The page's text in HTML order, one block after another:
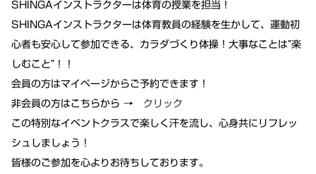
SHINGAインストラクターは体育の授業を担当！
SHINGAインストラクターは体育教員の経験を生かして、運動初
心者も安心して参加できる、カラダづくり体操！大事なことは”楽
しむこと”！！
会員の方はマイページからご予約できます！
非会員の方はこちらから → クリック
この特別なイベントクラスで楽しく汗を流し、心身共にリフレッ
シュしましょう！
皆様のご参加を心よりお待ちしております。